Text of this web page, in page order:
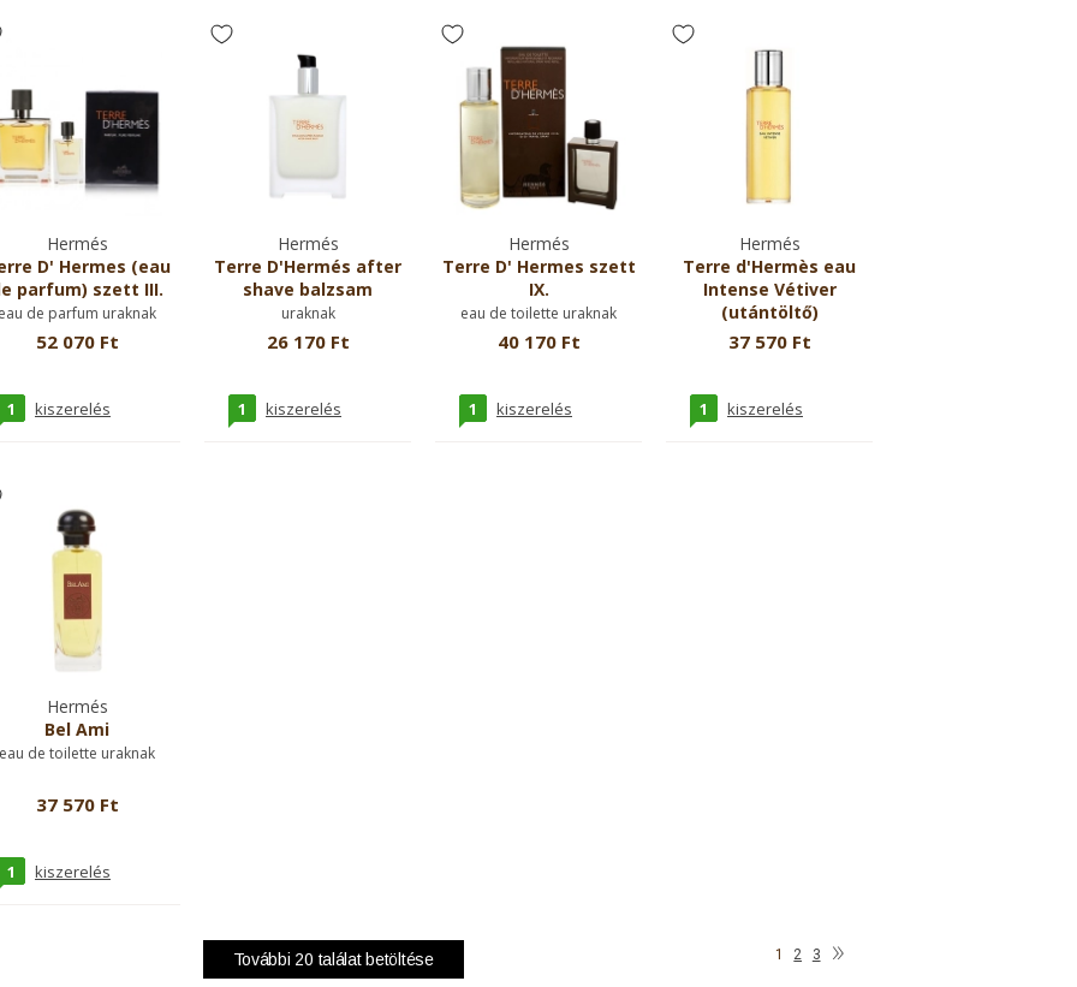
Hermés
D' Hermes (eau
parfum) szett III.
de parfum uraknak
52 070 Ft
1 kiszerelés
Hermés
Terre D'Hermés after
shave balzsam
uraknak
26 170 Ft
1 kiszerelés
Hermés
Terre D' Hermes szett
IX.
eau de toilette uraknak
40 170 Ft
1 kiszerelés
Hermés
Terre d'Hermès eau
Intense Vétiver
(utántöltő)
eau de parfum uraknak
37 570 Ft
1 kiszerelés
Hermés
Bel Ami
eau de toilette uraknak
37 570 Ft
1 kiszerelés
További 20 találat betöltése 1 2 3 »